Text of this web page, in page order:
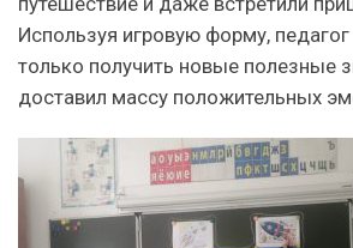
Используя игровую форму,
только получить новые полезные
доставил массу положительных